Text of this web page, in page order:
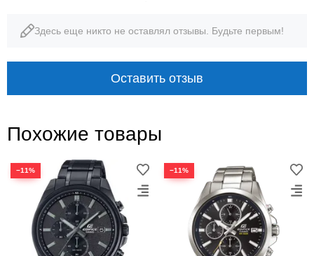
Здесь еще никто не оставлял отзывы. Будьте первым!
Оставить отзыв
Похожие товары
−11% −11%